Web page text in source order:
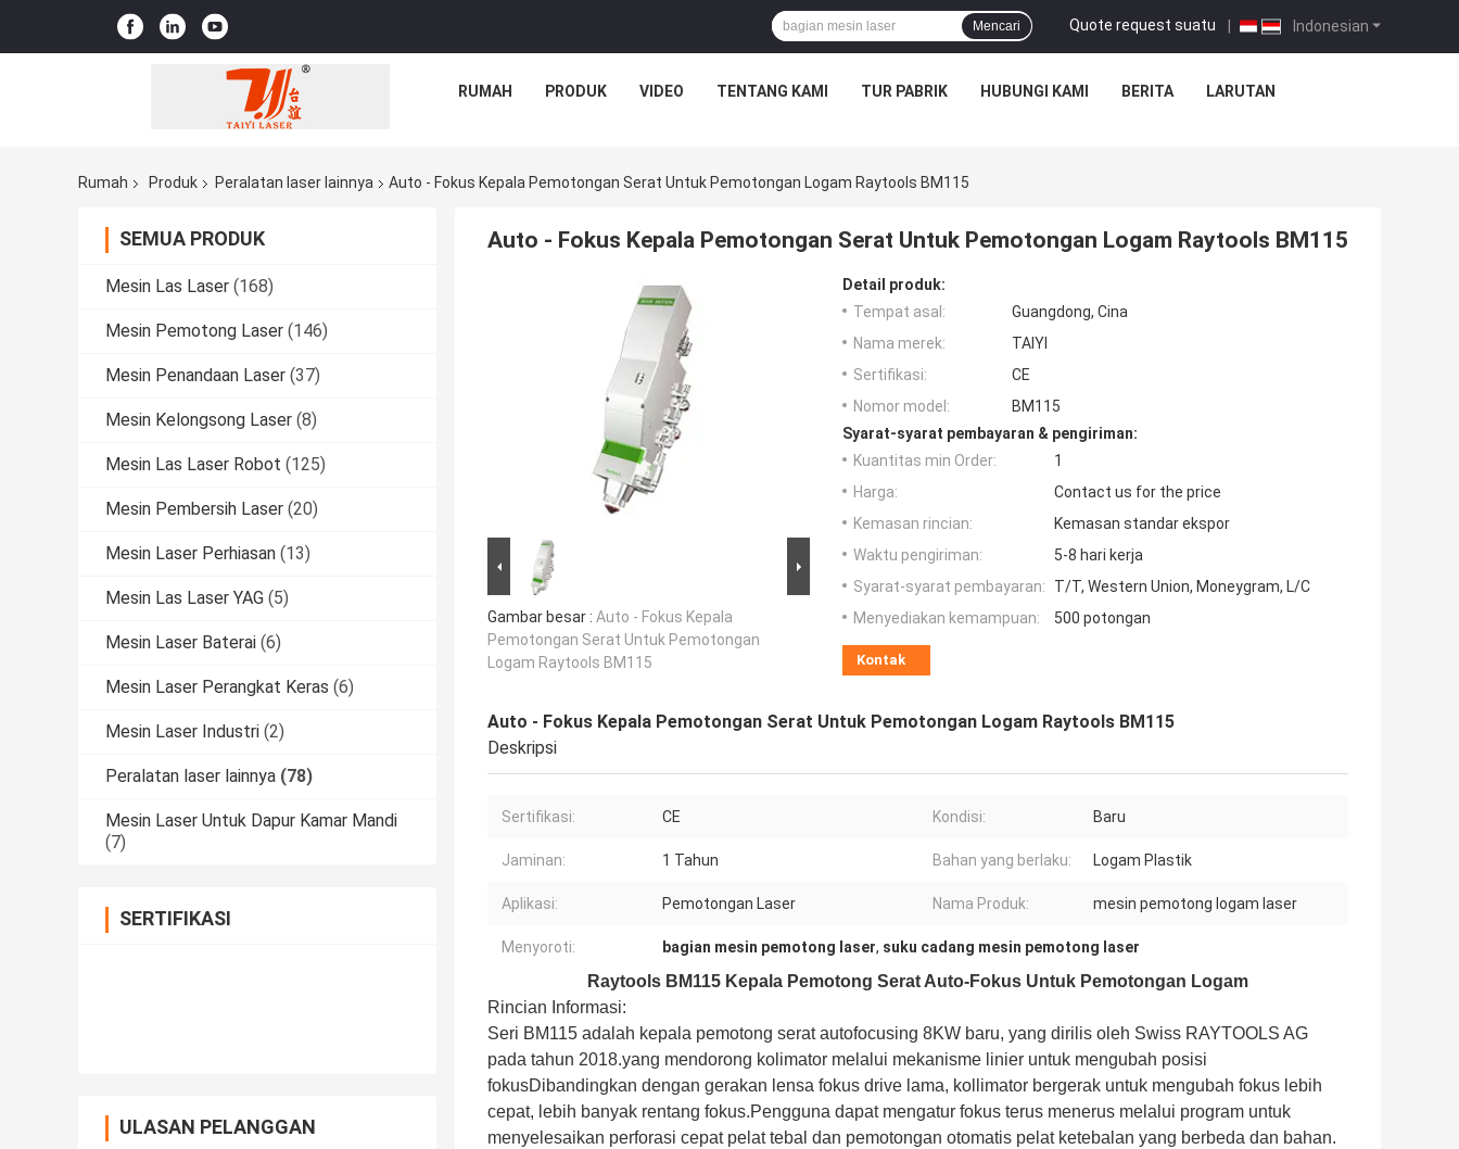
Indonesian
Quote request suatu |
Mencari
RUMAH PRODUK VIDEO TENTANG KAMI TUR PABRIK HUBUNGI KAMI BERITA LARUTAN
Rumah Produk Peralatan laser lainnya Auto - Fokus Kepala Pemotongan Serat Untuk Pemotongan Logam Raytools BM115
SEMUA PRODUK
Mesin Las Laser (168)
Mesin Pemotong Laser (146)
Mesin Penandaan Laser (37)
Mesin Kelongsong Laser (8)
Mesin Las Laser Robot (125)
Mesin Pembersih Laser (20)
Mesin Laser Perhiasan (13)
Mesin Las Laser YAG (5)
Mesin Laser Baterai (6)
Mesin Laser Perangkat Keras (6)
Mesin Laser Industri (2)
Peralatan laser lainnya (78)
Mesin Laser Untuk Dapur Kamar Mandi
(7)
SERTIFIKASI
ULASAN PELANGGAN
Auto - Fokus Kepala Pemotongan Serat Untuk Pemotongan Logam Raytools BM115
Gambar besar : Auto - Fokus Kepala
Pemotongan Serat Untuk Pemotongan
Logam Raytools BM115
Detail produk:
Tempat asal:
Guangdong, Cina
Nama merek:
TAIYI
Sertifikasi:
CE
Nomor model:
BM115
Syarat-syarat pembayaran & pengiriman:
Kuantitas min Order:
1
Harga:
Contact us for the price
Kemasan rincian:
Kemasan standar ekspor
Waktu pengiriman:
5-8 hari kerja
Syarat-syarat pembayaran:
T/T, Western Union, Moneygram, L/C
Menyediakan kemampuan:
500 potongan
Kontak
Auto - Fokus Kepala Pemotongan Serat Untuk Pemotongan Logam Raytools BM115
Deskripsi
Sertifikasi: CE Kondisi: Baru
Jaminan: 1 Tahun Bahan yang berlaku: Logam Plastik
Aplikasi: Pemotongan Laser Nama Produk: mesin pemotong logam laser
Menyoroti: bagian mesin pemotong laser, suku cadang mesin pemotong laser
Raytools BM115 Kepala Pemotong Serat Auto-Fokus Untuk Pemotongan Logam
Rincian Informasi:
Seri BM115 adalah kepala pemotong serat autofocusing 8KW baru, yang dirilis oleh Swiss RAYTOOLS AG
pada tahun 2018.yang mendorong kolimator melalui mekanisme linier untuk mengubah posisi
fokusDibandingkan dengan gerakan lensa fokus drive lama, kollimator bergerak untuk mengubah fokus lebih
cepat, lebih banyak rentang fokus.Pengguna dapat mengatur fokus terus menerus melalui program untuk
menyelesaikan perforasi cepat pelat tebal dan pemotongan otomatis pelat ketebalan yang berbeda dan bahan.